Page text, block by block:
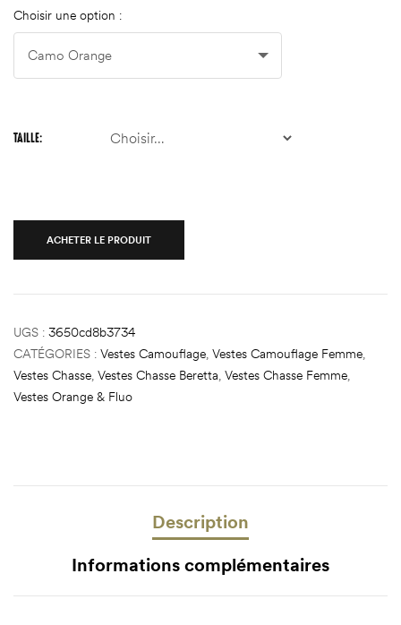
Choisir une option :
TAILLE
ACHETER LE PRODUIT
UGS : 3650cd8b3734
CATÉGORIES : Vestes Camouflage, Vestes Camouflage Femme,
Vestes Chasse, Vestes Chasse Beretta, Vestes Chasse Femme,
Vestes Orange & Fluo
Description
Informations complémentaires